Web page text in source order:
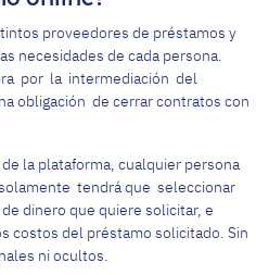
proveedores de préstamos y
necesidades de cada persona.
por la intermediación del
obligación de cerrar contratos con
la plataforma, cualquier persona
tendrá que seleccionar
dinero que quiere solicitar, e
costos del préstamo solicitado. Sin
ni ocultos.